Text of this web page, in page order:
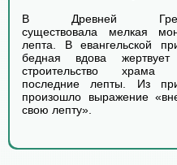
В Древней
существовала мелкая
лепта. В евангельской
бедная вдова
строительство храма
последние лепты. Из
произошло выражение
свою лепту».